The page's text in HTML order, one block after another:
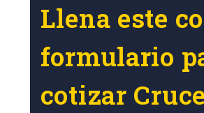
Llena este
formulario
cotizar